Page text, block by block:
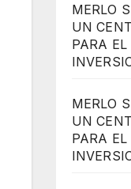
MERLO
UN
PARA EL
MERLO
UN
PARA EL